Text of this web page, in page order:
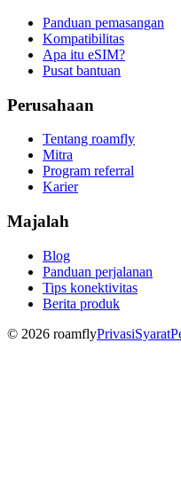
Panduan pemasangan
Kompatibilitas
Apa itu eSIM?
Pusat bantuan
Perusahaan
Tentang roamfly
Mitra
Program referral
Karier
Majalah
Blog
Panduan perjalanan
Tips konektivitas
Berita produk
© 2026 roamflyPrivasiSyarat